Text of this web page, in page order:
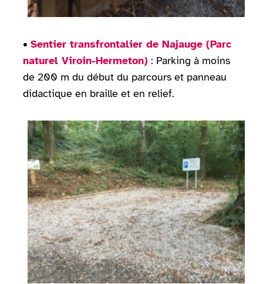
• Sentier transfrontalier de Najauge (Parc
naturel Viroin-Hermeton) : Parking à moins
de 200 m du début du parcours et panneau
didactique en braille et en relief.